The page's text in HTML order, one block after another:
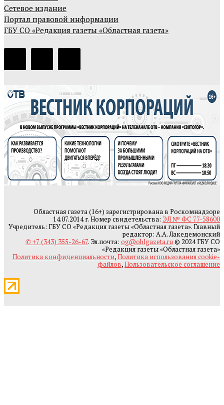
Сетевое издание
Портал правовой информации
ГБУ СО «Редакция газеты «Областная газета»
Областная газета (16+) зарегистрирована в Роскомнадзоре
14.07.2014 г. Номер свидетельства: ЭЛ № ФС 77-58600
Учредитель: ГБУ СО «Редакция газеты «Областная газета». Главный
редактор: А.А. Лакедемонский
✆ +7 (343) 355-26-67. Эл.почта: og@oblgazeta.ru© 2024 ГБУ СО
«Редакция газеты «Областная газета»
Политика конфиденциальности,Политика использования cookie-
файлов,Пользовательское соглашение